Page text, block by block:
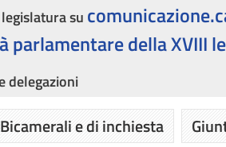
su
parlamentare della XVIII
delegazioni
Bicamerali e di inchiesta